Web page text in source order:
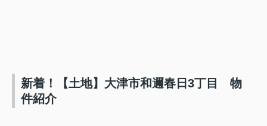
新着！【土地】大津市和邇春日3丁目 物
件紹介